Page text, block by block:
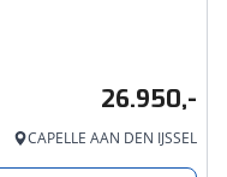
26.950,-
CAPELLE AAN DEN IJSSEL